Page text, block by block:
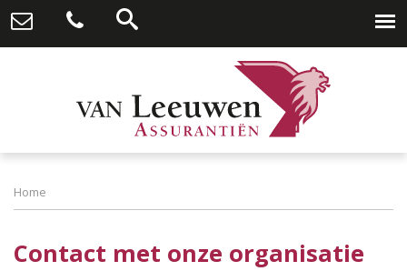
Home
Contact met onze organisatie